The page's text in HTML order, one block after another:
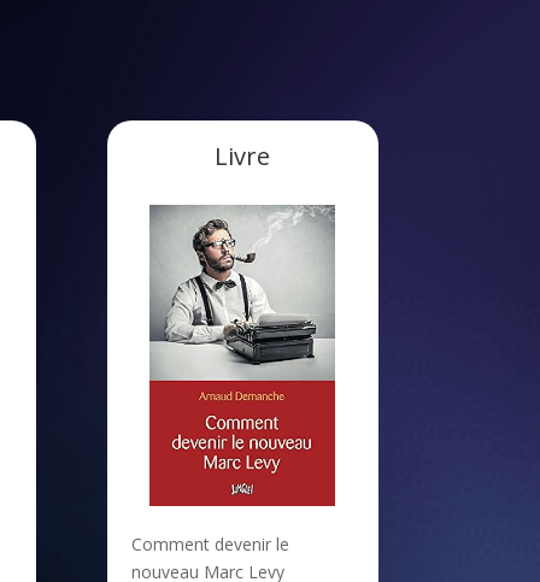
Livre
Comment devenir le
nouveau Marc Levy